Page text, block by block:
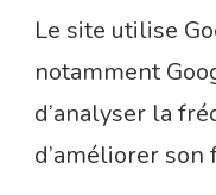
Le site utilise
notamment
d’analyser la
d’améliorer